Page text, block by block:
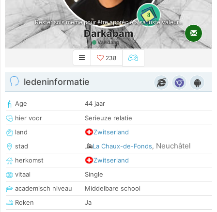
8
Rester sois même pour être apprécié à sa juste valeur...
Darkabam
Vandaag
238
ledeninformatie
Age
44 jaar
hier voor
Serieuze relatie
land
Zwitserland
stad
La Chaux-de-Fonds, Neuchâtel
herkomst
Zwitserland
vitaal
Single
academisch niveau
Middelbare school
Roken
Ja